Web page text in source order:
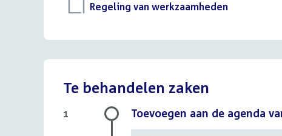
Download
Regeling van werkzaamheden
Te behandelen zaken
Toevoegen aan de agenda
1